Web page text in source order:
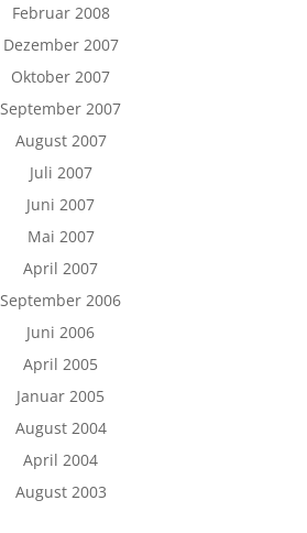
Februar 2008
Dezember 2007
Oktober 2007
September 2007
August 2007
Juli 2007
Juni 2007
Mai 2007
April 2007
September 2006
Juni 2006
April 2005
Januar 2005
August 2004
April 2004
August 2003